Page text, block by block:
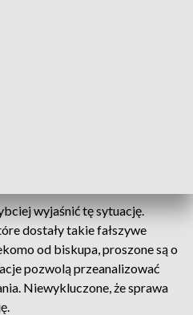
wyjaśnić tę sytuację.
dostały takie fałszywe
od biskupa, proszone są o
pozwolą przeanalizować
Niewykluczone, że sprawa